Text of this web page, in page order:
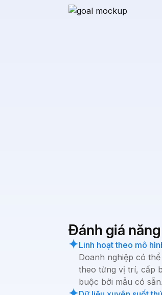
Đánh giá
Linh hoạt theo mô
Doanh nghiệp có
theo từng vị trí, cấp
buộc bởi mẫu có sẵn.